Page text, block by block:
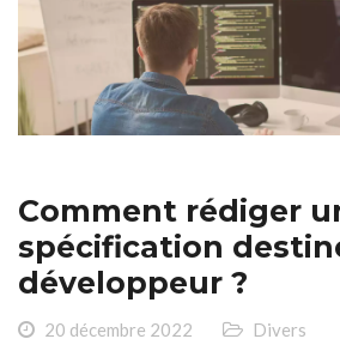
Comment rédiger
spécification
développeur ?
20 décembre 2022 Divers